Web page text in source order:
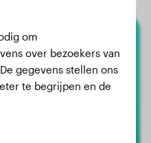
om
over bezoekers van
gegevens stellen ons
te begrijpen en de